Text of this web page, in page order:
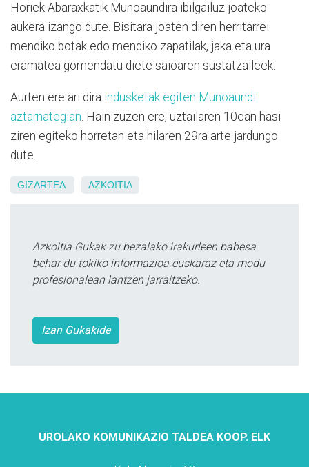
Horiek Abaraxkatik Munoaundira ibilgailuz joateko
aukera izango dute. Bisitara joaten diren herritarrei
mendiko botak edo mendiko zapatilak, jaka eta ura
eramatea gomendatu diete saioaren sustatzaileek.
Aurten ere ari dira indusketak egiten Munoaundi
aztarnategian . Hain zuzen ere, uztailaren 10ean hasi
ziren egiteko horretan eta hilaren 29ra arte jardungo
dute.
GIZARTEA AZKOITIA
Azkoitia Gukak zu bezalako irakurleen babesa
behar du tokiko informazioa euskaraz eta modu
profesionalean lantzen jarraitzeko.
Izan Gukakide
UROLAKO KOMUNIKAZIO TALDEA KOOP. ELK